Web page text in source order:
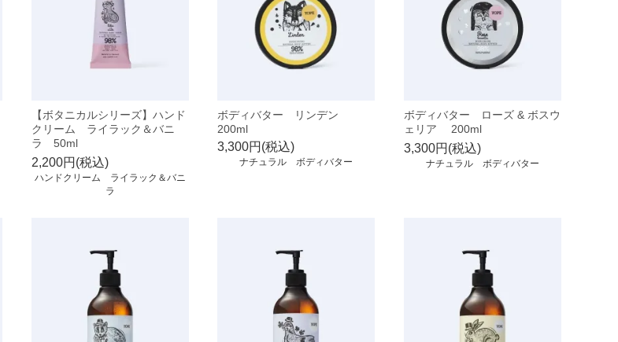
【ボタニカルシリーズ】ハンド
クリーム ライラック＆バニ
ラ 50ml
2,200円(税込)
ハンドクリーム ライラック＆バニ
ラ
ボディバター リンデン
200ml
3,300円(税込)
ナチュラル ボディバター
ボディバター ローズ & ボスウ
ェリア 200ml
3,300円(税込)
ナチュラル ボディバター